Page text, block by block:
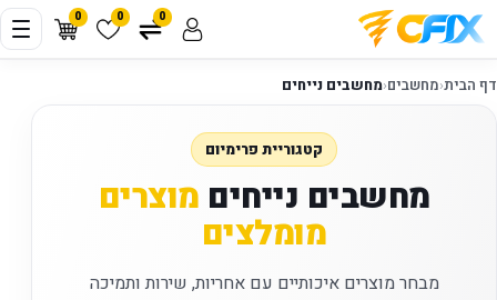
0 0 0
דף הבית‹מחשבים‹מחשבים נייחים
קטגוריית פרימיום
מחשבים נייחים מוצרים
מומלצים
מבחר מוצרים איכותיים עם אחריות, שירות ותמיכה